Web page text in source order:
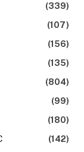
(339)
(107)
(156)
(135)
(804)
(99)
(180)
(142)